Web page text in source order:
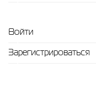
Войти
Зарегистрироваться